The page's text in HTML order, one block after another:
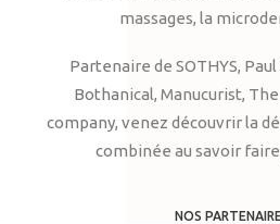
massages, la
Partenaire de SOTHYS,
Bothanical, Manucurist,
company, venez découvrir la
combinée au savoir
NOS